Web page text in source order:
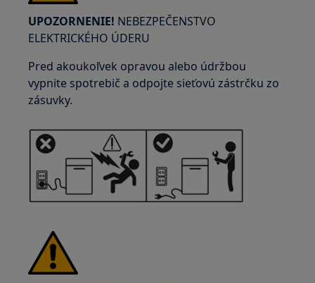
UPOZORNENIE! NEBEZPEČENSTVO
ELEKTRICKÉHO ÚDERU
Pred akoukoľvek opravou alebo údržbou
vypnite spotrebič a odpojte sieťovú zástrčku zo
zásuvky.